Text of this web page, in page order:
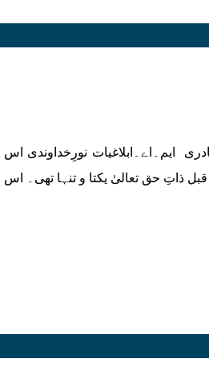
ایم۔اے۔ابلاغیات نورِخداوندی اس
ذاتِ حق تعالیٰ یکتا و تنہا تھی۔ اس